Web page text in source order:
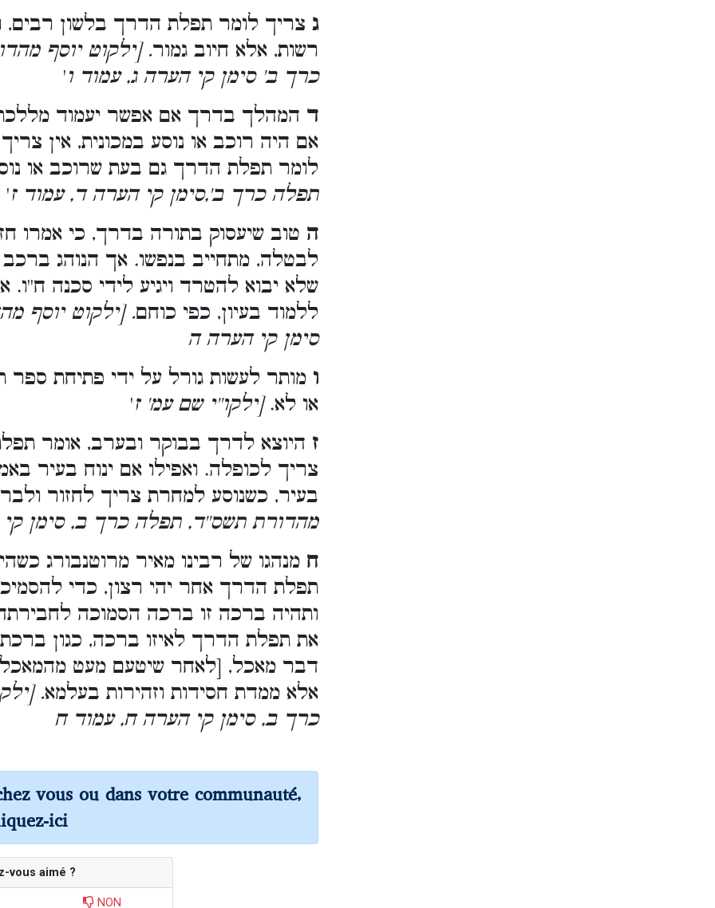
ג צריך לומר תפלת הדרך בלשון
רשות, אלא חיוב גמור. [ילקוט יוסף
כרך ב' סימן קי הערה ג, עמוד ו'
ד המהלך בדרך אם אפשר יעמוד
אם היה רוכב או נוסע במכונית, אין
לומר תפלת הדרך גם בעת שרוכב או
תפלה כרך ב',סימן קי הערה ד, עמוד ז'
ה טוב שיעסוק בתורה בדרך, כי אמרו
לבטלה, מתחייב בנפשו. אך הנוהג ברכב
שלא יבוא להטרד ויגיע לידי סכנה
ללמוד בעיון, כפי כוחם. [ילקוט יוסף
סימן קי הערה ה
ו מותר לעשות גורל על ידי פתיחת
או לא.[ילקו''י שם עמ' ז'
ז היוצא לדרך בבוקר ובערב, אומר
צריך לכופלה. ואפילו אם ינוח בעיר
בעיר, כשנוסע למחרת צריך לחזור
מהדורת תשס''ד, תפלה כרך ב, סימן
ח מנהגו של רבינו מאיר מרוטנבורג
תפלת הדרך אחר יהי רצון, כדי
ותהיה ברכה זו ברכה הסמוכה
את תפלת הדרך לאיזו ברכה, כגון
דבר מאכל, [לאחר שיטעם מעט
אלא ממדת חסידות וזהירות בעלמא.
כרך ב, סימן קי הערה ח, עמוד ח
vous ou dans votre communauté,
ici
vous aimé ?
NON